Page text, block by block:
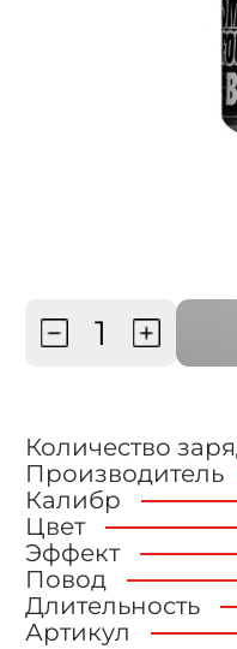
Количество
Производитель
Калибр
Цвет
Эффект
Повод
Длительность
Артикул